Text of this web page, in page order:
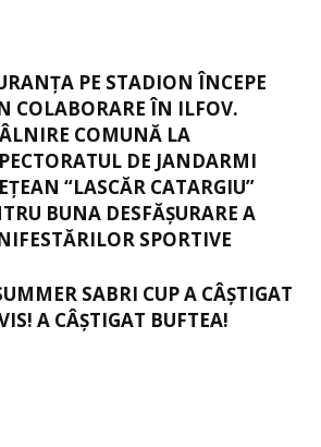
PE STADION ÎNCEPE
COLABORARE ÎN ILFOV.
COMUNĂ LA
DE JANDARMI
“LASCĂR CATARGIU”
BUNA DESFĂȘURARE A
SPORTIVE
SABRI CUP A CÂȘTIGAT
A CÂȘTIGAT BUFTEA!